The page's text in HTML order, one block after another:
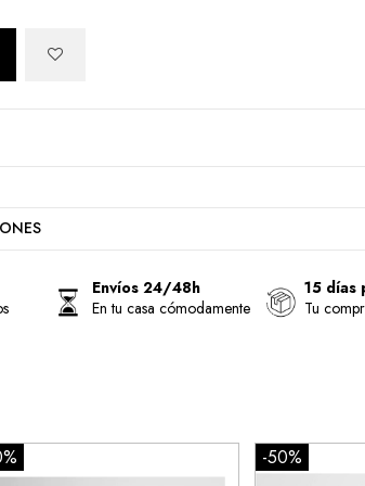
Envíos 24/48h
En tu casa cómodamente
15 días
Tu
-50%